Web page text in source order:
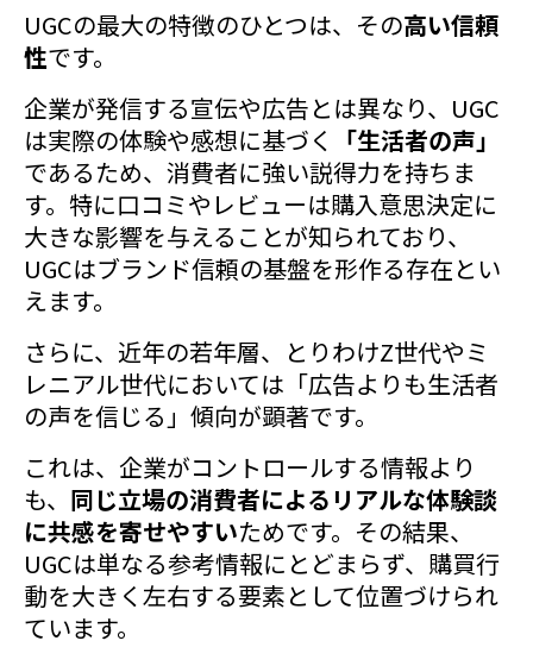
UGCの最大の特徴のひとつは、その高い信頼
性です。
企業が発信する宣伝や広告とは異なり、UGC
は実際の体験や感想に基づく 「生活者の声」
であるため、消費者に強い説得力を持ちま
す。特に口コミやレビューは購入意思決定に
大きな影響を与えることが知られており、
UGCはブランド信頼の基盤を形作る存在とい
えます。
さらに、近年の若年層、とりわけZ世代やミ
レニアル世代においては「広告よりも生活者
の声を信じる」傾向が顕著です。
これは、企業がコントロールする情報より
も、 同じ立場の消費者によるリアルな体験談
に共感を寄せやすいためです。その結果、
UGCは単なる参考情報にとどまらず、購買行
動を大きく左右する要素として位置づけられ
ています。